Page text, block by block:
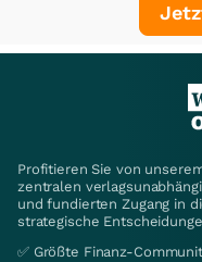
Profitieren Sie von
zentralen
und fundierten Zugang in
strategische
✅ Größte Finanz-